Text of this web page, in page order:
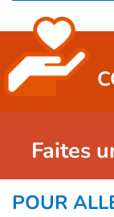
Faites
POUR